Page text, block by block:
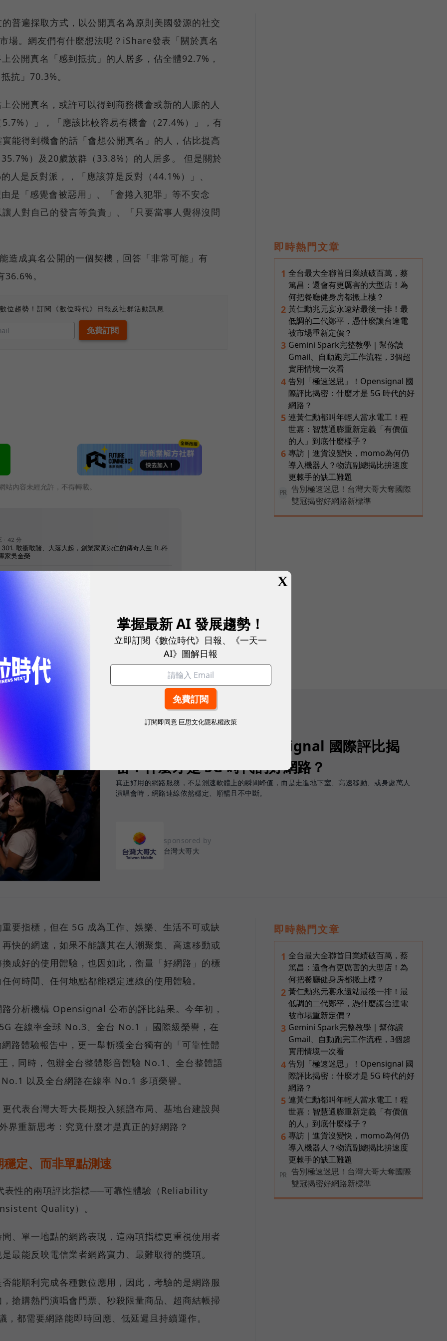
普遍採取方式，以公開真名為原則美國發源的社交
場。網友們有什麼想法呢？iShare發表「關於真名
公開真名「感到抵抗」的人居多，佔全體92.7%，
抗」70.3%。
公開真名，或許可以得到商務機會或新的人脈的人
）」，「應該比較容易有機會（27.4%）」，有
能得到機會的話「會想公開真名」的人，佔比提高
）及20歲族群（33.8%）的人居多。 但是關於
人是反對派，，「應該算是反對（44.1%）」、
是「感覺會被惡用」、「會捲入犯罪」等不安念
人對自己的發言等負責」、「只要當事人覺得沒問
造成真名公開的一個契機，回答「非常可能」有
。
位趨勢！訂閱《數位時代》日報及社群活動訊息
站內容未經允許，不得轉載。
即時熱門文章
1 全台最大全聯首日業績破百萬，蔡
篤昌：還會有更厲害的大型店！為
何把餐廳健身房都搬上樓？
2 黃仁勳兆元宴永遠站最後一排！最
低調的二代鄭平，憑什麼讓台達電
被市場重新定價？
3 Gemini Spark完整教學｜幫你讀
Gmail、自動跑完工作流程，3個超
實用情境一次看
4 告別「極速迷思」！Opensignal 國
際評比揭密：什麼才是 5G 時代的好
網路？
5 連黃仁勳都叫年輕人當水電工！程
世嘉：智慧通膨重新定義「有價值
的人」到底什麼樣子？
6 專訪｜進貨沒變快，momo為何仍
導入機器人？物流副總揭比拚速度
更棘手的缺工難題
PR
告別極速迷思！台灣大哥大奪國際
雙冠揭密好網路新標準
告別「極速迷思」！Opensignal 國際評比揭
密：什麼才是 5G 時代的好網路？
真正好用的網路服務，不是測速軟體上的瞬間峰值，而是走進地下室、高速移動、或身處萬人
演唱會時，網路連線依然穩定、順暢且不中斷。
sponsored by
台灣大哥大
要指標，但在 5G 成為工作、娛樂、生活不可或缺
快的網速，如果不能讓其在人潮聚集、高速移動或
成好的使用體驗，也因如此，衡量「好網路」的標
何時間、任何地點都能穩定連線的使用體驗。
分析機構 Opensignal 公布的評比結果。今年初，
在線率全球 No.3、全台 No.1 」國際級榮譽，在
路體驗報告中，更一舉斬獲全台獨有的「可靠性體
，同時，包辦全台整體影音體驗 No.1、全台整體語
以及全台網路在線率 No.1 多項榮譽。
代表台灣大哥大長期投入頻譜布局、基地台建設與
界重新思考：究竟什麼才是真正的好網路？
定、而非單點測速
性的兩項評比指標──可靠性體驗（Reliability
Quality）。
、單一地點的網路表現，這兩項指標更重視使用者
最能反映電信業者網路實力、最難取得的獎項。
能順利完成各種數位應用，因此，考驗的是網路服
搶購熱門演唱會門票、秒殺限量商品、超商結帳掃
都需要網路能即時回應、低延遲且持續運作。
即時熱門文章
1 全台最大全聯首日業績破百萬，蔡
篤昌：還會有更厲害的大型店！為
何把餐廳健身房都搬上樓？
2 黃仁勳兆元宴永遠站最後一排！最
低調的二代鄭平，憑什麼讓台達電
被市場重新定價？
3 Gemini Spark完整教學｜幫你讀
Gmail、自動跑完工作流程，3個超
實用情境一次看
4 告別「極速迷思」！Opensignal 國
際評比揭密：什麼才是 5G 時代的好
網路？
5 連黃仁勳都叫年輕人當水電工！程
世嘉：智慧通膨重新定義「有價值
的人」到底什麼樣子？
6 專訪｜進貨沒變快，momo為何仍
導入機器人？物流副總揭比拚速度
更棘手的缺工難題
PR
告別極速迷思！台灣大哥大奪國際
雙冠揭密好網路新標準
X
掌握最新 AI 發展趨勢！
立即訂閱《數位時代》日報、《一天一
AI》圖解日報
訂閱即同意 巨思文化隱私權政策